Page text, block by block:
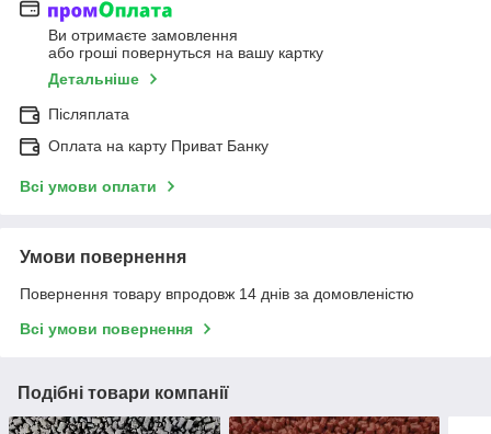
Ви отримаєте замовлення
або гроші повернуться на вашу картку
Детальніше
Післяплата
Оплата на карту Приват Банку
Всі умови оплати
Умови повернення
Повернення товару впродовж 14 днів за домовленістю
Всі умови повернення
Подібні товари компанії